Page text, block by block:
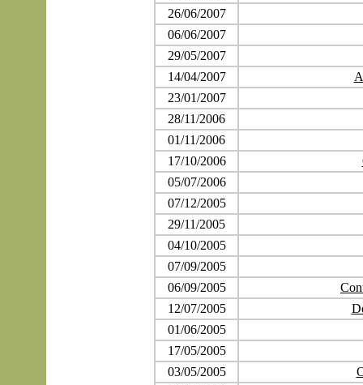
26/06/2007
06/06/2007
29/05/2007
14/04/2007
23/01/2007
28/11/2006
01/11/2006
17/10/2006
05/07/2006
07/12/2005
29/11/2005
04/10/2005
07/09/2005
06/09/2005
12/07/2005
01/06/2005
17/05/2005
03/05/2005